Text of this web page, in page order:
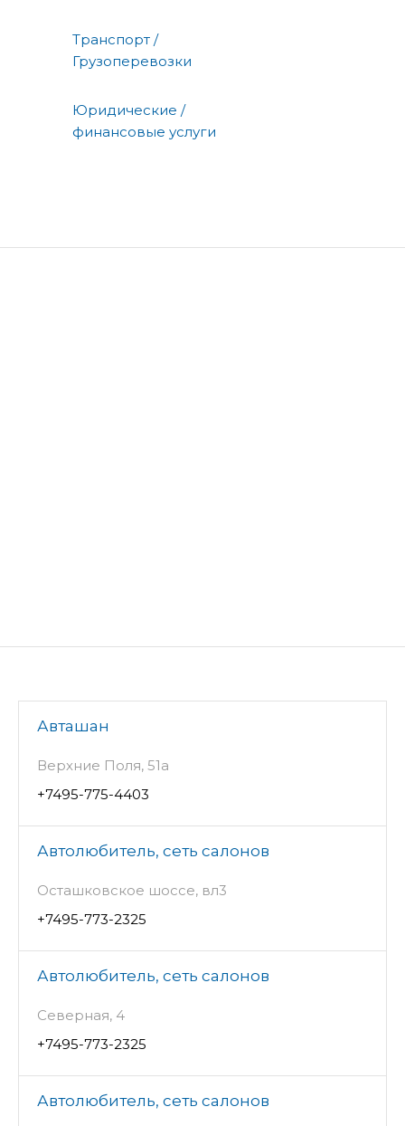
Транспорт /
Грузоперевозки
Юридические /
финансовые услуги
Авташан
Верхние Поля, 51а
+7495-775-4403
Автолюбитель, сеть салонов
Осташковское шоссе, вл3
+7495-773-2325
Автолюбитель, сеть салонов
Северная, 4
+7495-773-2325
Автолюбитель, сеть салонов